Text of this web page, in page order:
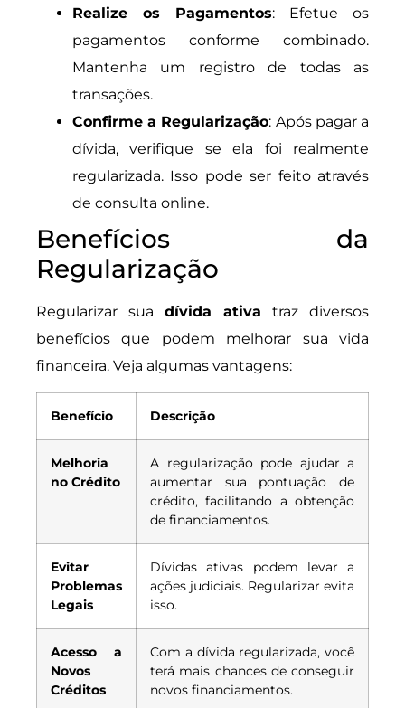
Realize os Pagamentos: Efetue os
pagamentos conforme combinado.
Mantenha um registro de todas as
transações.
Confirme a Regularização: Após pagar a
dívida, verifique se ela foi realmente
regularizada. Isso pode ser feito através
de consulta online.
Benefícios da
Regularização
Regularizar sua dívida ativa traz diversos
benefícios que podem melhorar sua vida
financeira. Veja algumas vantagens:
Benefício Descrição
Melhoria
no Crédito
A regularização pode ajudar a
aumentar sua pontuação de
crédito, facilitando a obtenção
de financiamentos.
Evitar
Problemas
Legais
Dívidas ativas podem levar a
ações judiciais. Regularizar evita
isso.
Acesso a
Novos
Créditos
Com a dívida regularizada, você
terá mais chances de conseguir
novos financiamentos.